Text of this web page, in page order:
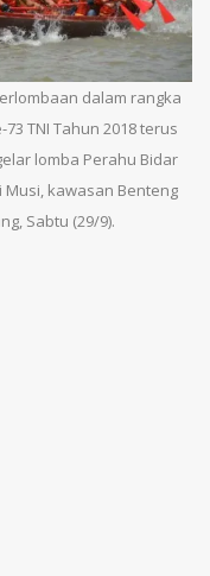
dalam rangka
TNI Tahun 2018 terus
lomba Perahu Bidar
kawasan Benteng
Sabtu (29/9).